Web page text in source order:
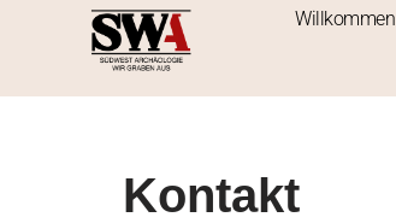
Inhalt
Willkommen
Kontakt